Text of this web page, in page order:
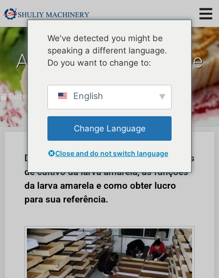
A criação de larvas de
farinha é lucrativa?
Dezembro 13, 2023
Discutiremos três aspectos das técnicas
de cultivo da larva amarela, as funções
da larva amarela e como obter lucro
para sua referência.
We've detected you might be
speaking a different language.
Do you want to change to:
English
Change Language
Close and do not switch language